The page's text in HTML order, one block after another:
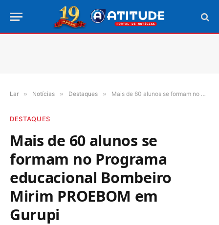
Lar » Notícias » Destaques » Mais de 60 alunos se formam no Programa educacional Bombeiro Mirim PROEBOM em Gurupi
DESTAQUES
Mais de 60 alunos se
formam no Programa
educacional Bombeiro
Mirim PROEBOM em
Gurupi